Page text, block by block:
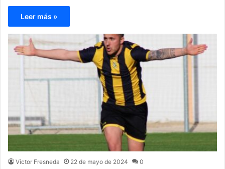
Leer más »
Victor Fresneda 22 de mayo de 2024 0